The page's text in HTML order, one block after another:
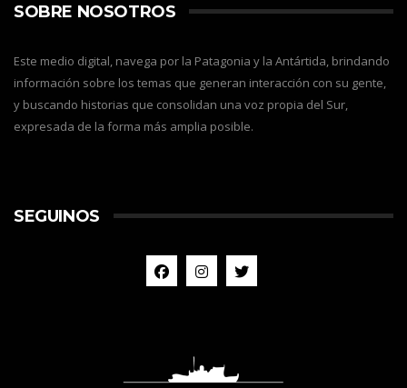
SOBRE NOSOTROS
Este medio digital, navega por la Patagonia y la Antártida, brindando
información sobre los temas que generan interacción con su gente,
y buscando historias que consolidan una voz propia del Sur,
expresada de la forma más amplia posible.
SEGUINOS